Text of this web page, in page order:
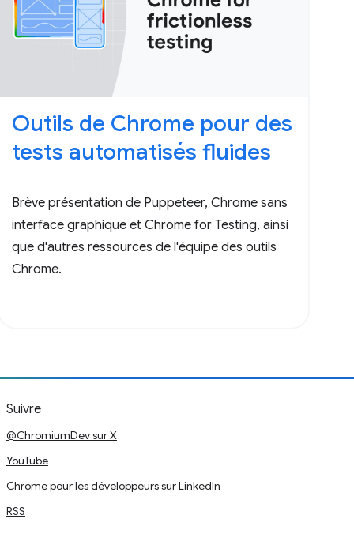
Outils de Chrome pour des
tests automatisés fluides
Brève présentation de Puppeteer, Chrome sans
interface graphique et Chrome for Testing, ainsi
que d'autres ressources de l'équipe des outils
Chrome.
Suivre
@ChromiumDev sur X
YouTube
Chrome pour les développeurs sur LinkedIn
RSS